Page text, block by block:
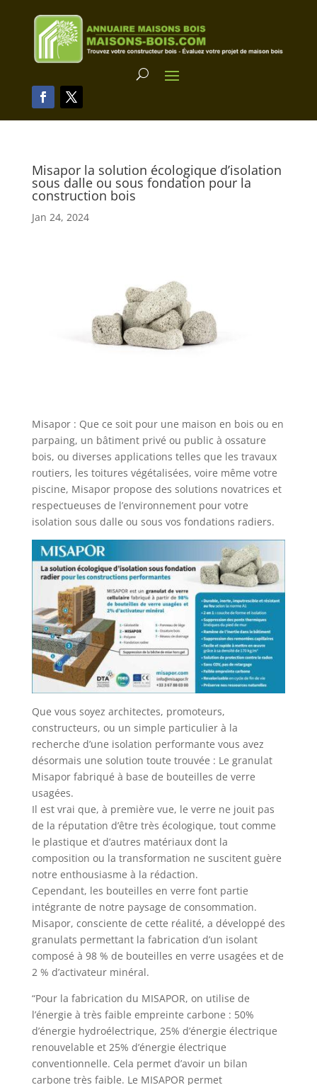
Misapor la solution écologique d’isolation
sous dalle ou sous fondation pour la
construction bois
Jan 24, 2024
Misapor : Que ce soit pour une maison en bois ou en
parpaing, un bâtiment privé ou public à ossature
bois, ou diverses applications telles que les travaux
routiers, les toitures végétalisées, voire même votre
piscine, Misapor propose des solutions novatrices et
respectueuses de l’environnement pour votre
isolation sous dalle ou sous vos fondations radiers.
Que vous soyez architectes, promoteurs,
constructeurs, ou un simple particulier à la
recherche d’une isolation performante vous avez
désormais une solution toute trouvée : Le granulat
Misapor fabriqué à base de bouteilles de verre
usagées.
Il est vrai que, à première vue, le verre ne jouit pas
de la réputation d’être très écologique, tout comme
le plastique et d’autres matériaux dont la
composition ou la transformation ne suscitent guère
notre enthousiasme à la rédaction.
Cependant, les bouteilles en verre font partie
intégrante de notre paysage de consommation.
Misapor, consciente de cette réalité, a développé des
granulats permettant la fabrication d’un isolant
composé à 98 % de bouteilles en verre usagées et de
2 % d’activateur minéral.
“Pour la fabrication du MISAPOR, on utilise de
l’énergie à très faible empreinte carbone : 50%
d’énergie hydroélectrique, 25% d’énergie électrique
renouvelable et 25% d’énergie électrique
conventionnelle. Cela permet d’avoir un bilan
carbone très faible. Le MISAPOR permet